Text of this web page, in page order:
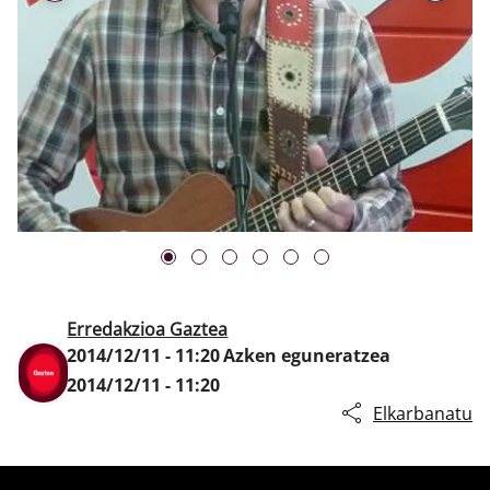
Klisk
Erredakzioa Gaztea
2014/12/11 - 11:20Azken eguneratzea
2014/12/11 - 11:20
Elkarbanatu